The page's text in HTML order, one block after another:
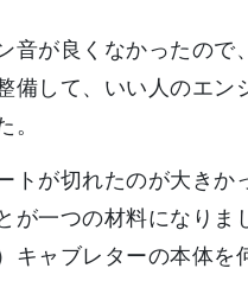
音が良くなかったので
備して、いい人のエン
。
トが切れたのが大きか
が一つの材料になりま
キャブレターの本体を